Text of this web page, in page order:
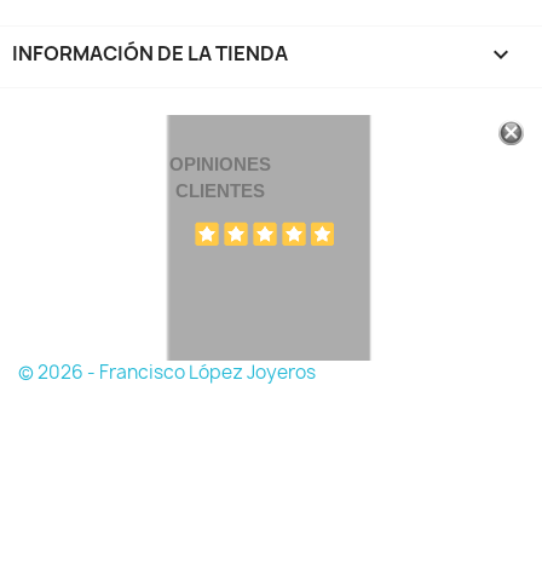
INFORMACIÓN DE LA TIENDA keyboard_arrow_down
OPINIONES
CLIENTES
© 2026 - Francisco López Joyeros